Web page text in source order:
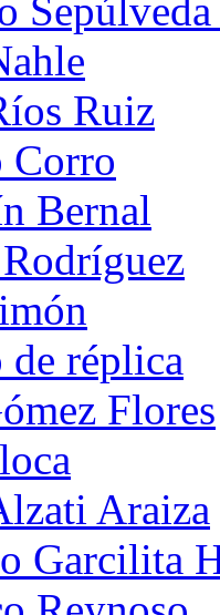
Ruiz
Corro
Bernal
de réplica
Flores
Araiza
Garcilita